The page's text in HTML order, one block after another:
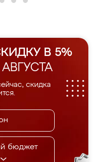
В 5%
скидка
бюджет